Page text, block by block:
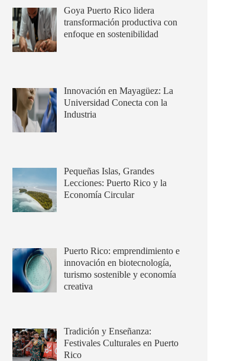
Goya Puerto Rico lidera
transformación productiva con
enfoque en sostenibilidad
Innovación en Mayagüez: La
Universidad Conecta con la
Industria
Pequeñas Islas, Grandes
Lecciones: Puerto Rico y la
Economía Circular
Puerto Rico: emprendimiento e
innovación en biotecnología,
turismo sostenible y economía
creativa
Tradición y Enseñanza:
Festivales Culturales en Puerto
Rico